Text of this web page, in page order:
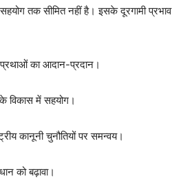
तक सीमित नहीं है। इसके दूरगामी प्रभाव
प्रथाओं का आदान-प्रदान।
विकास में सहयोग।
कानूनी चुनौतियों पर समन्वय।
को बढ़ावा।